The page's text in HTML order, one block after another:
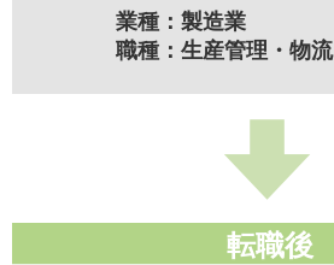
業種：製造業
職種：生産管理・物流
転職後